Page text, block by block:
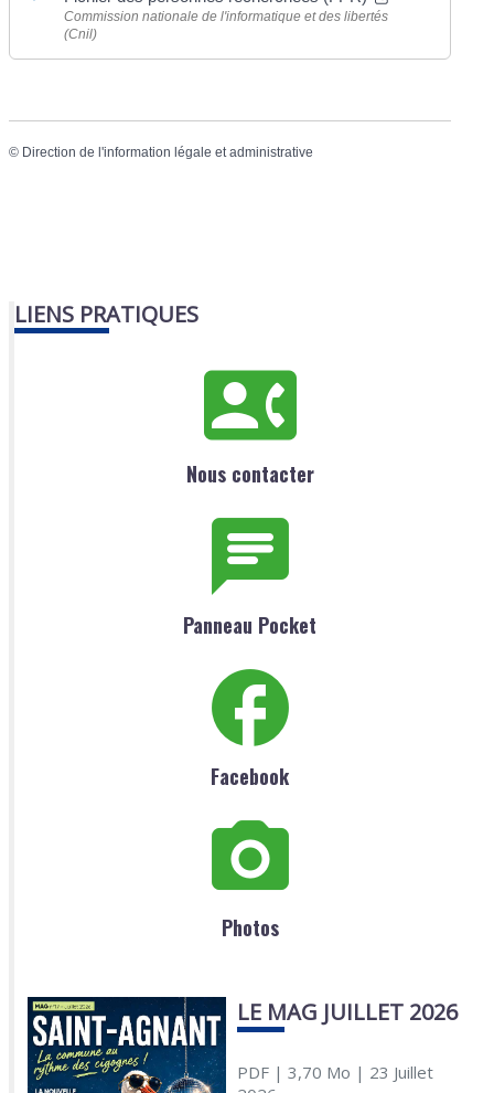
Commission nationale de l'informatique et des libertés
(Cnil)
© Direction de l'information légale et administrative
LIENS PRATIQUES
Nous contacter
Panneau Pocket
Facebook
Photos
LE MAG JUILLET 2026
PDF| 3,70 Mo | 23 Juillet